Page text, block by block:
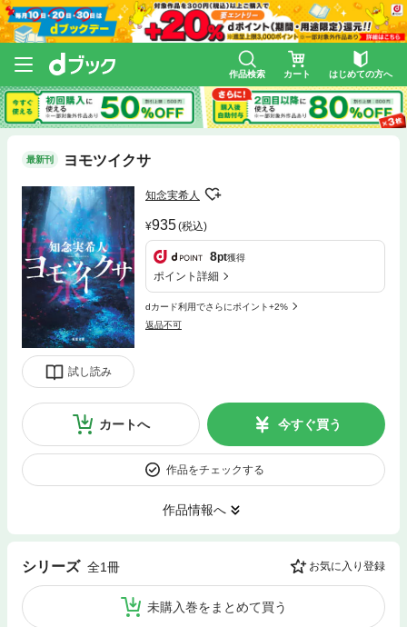
作品検索 カート はじめての方へ
最新刊 ヨモツイクサ
試し読み
知念実希人
935(税込)
8pt獲得
ポイント詳細
dカード利用でさらにポイント+2%
返品不可
カートへ 今すぐ買う
作品をチェックする
作品情報へ
シリーズ 全1冊 お気に入り登録
未購入巻をまとめて買う